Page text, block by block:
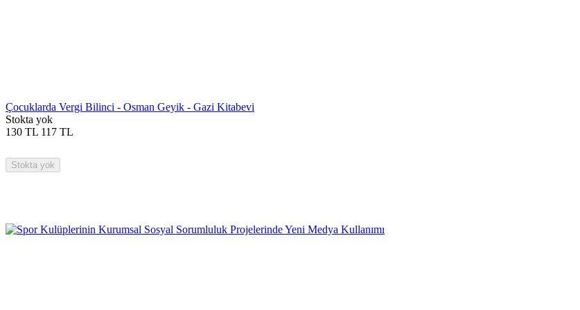
Çocuklarda Vergi Bilinci - Osman Geyik - Gazi Kitabevi
Stokta yok
130 TL 117 TL
Stokta yok